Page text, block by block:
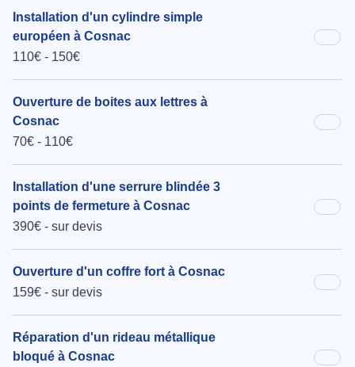
Installation d'un cylindre simple
européen à Cosnac
110€ - 150€
Ouverture de boites aux lettres à
Cosnac
70€ - 110€
Installation d'une serrure blindée 3
points de fermeture à Cosnac
390€ - sur devis
Ouverture d'un coffre fort à Cosnac
159€ - sur devis
Réparation d'un rideau métallique
bloqué à Cosnac